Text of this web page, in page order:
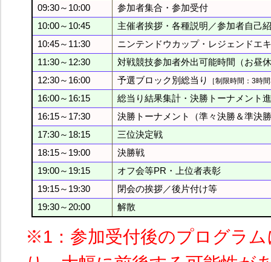
09:30～10:00
参加者集合・参加受付
10:00～10:45
主催者挨拶・各種説明／参加者自己
10:45～11:30
ニンテンドウカップ・レジェンドエ
11:30～12:30
対戦競技参加者外出可能時間（お昼
12:30～16:00
予選ブロック別総当り ［制限時間：3時
16:00～16:15
総当り結果集計・決勝トーナメント
16:15～17:30
決勝トーナメント（準々決勝＆準決
17:30～18:15
三位決定戦
18:15～19:00
決勝戦
19:00～19:15
オフ会等PR・上位者表彰
19:15～19:30
閉会の挨拶／後片付け等
19:30～20:00
解散
※1：参加受付後のプログラ